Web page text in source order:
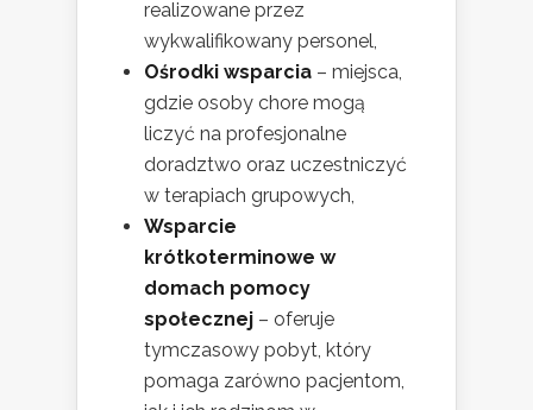
realizowane przez
wykwalifikowany personel,
Ośrodki wsparcia – miejsca,
gdzie osoby chore mogą
liczyć na profesjonalne
doradztwo oraz uczestniczyć
w terapiach grupowych,
Wsparcie
krótkoterminowe w
domach pomocy
społecznej – oferuje
tymczasowy pobyt, który
pomaga zarówno pacjentom,